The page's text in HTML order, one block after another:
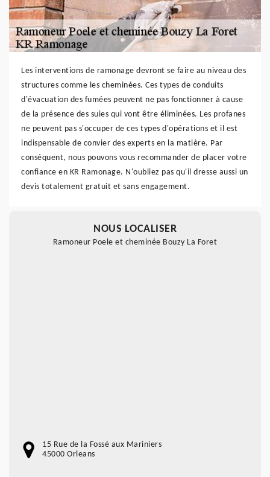
Les interventions de ramonage devront se faire au niveau des
structures comme les cheminées. Ces types de conduits
d'évacuation des fumées peuvent ne pas fonctionner à cause
de la présence des suies qui vont être éliminées. Les profanes
ne peuvent pas s'occuper de ces types d'opérations et il est
indispensable de convier des experts en la matière. Par
conséquent, nous pouvons vous recommander de placer votre
confiance en KR Ramonage. N'oubliez pas qu'il dresse aussi un
devis totalement gratuit et sans engagement.
NOUS LOCALISER
Ramoneur Poele et cheminée Bouzy La Foret
15 Rue de la Fossé aux Mariniers
45000 Orleans